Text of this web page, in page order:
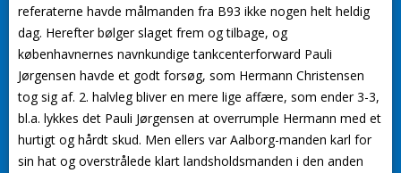
referaterne havde målmanden fra B93 ikke nogen helt heldig
dag. Herefter bølger slaget frem og tilbage, og
københavnernes navnkundige tankcenterforward Pauli
Jørgensen havde et godt forsøg, som Hermann Christensen
tog sig af. 2. halvleg bliver en mere lige affære, som ender 3-3,
bl.a. lykkes det Pauli Jørgensen at overrumple Hermann med et
hurtigt og hårdt skud. Men ellers var Aalborg-manden karl for
sin hat og overstrålede klart landsholdsmanden i den anden